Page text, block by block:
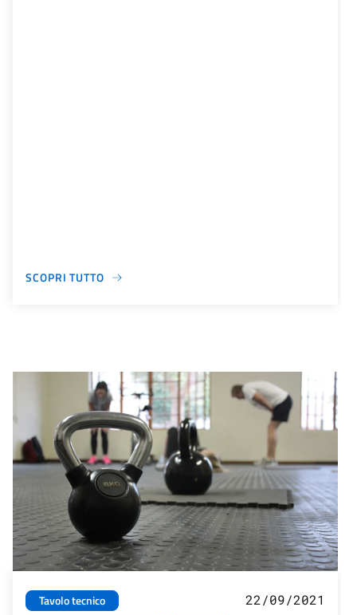
SCOPRI TUTTO
Tavolo tecnico
22/09/2021